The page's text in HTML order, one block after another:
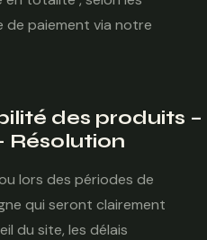
de paiement via notre
des produits –
Résolution
lors des périodes de
qui seront clairement
du site, les délais